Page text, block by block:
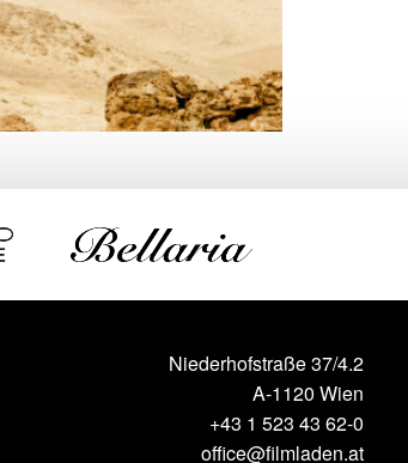
Niederhofstraße 37/4.2
A-1120 Wien
+43 1 523 43 62-0
office@filmladen.at